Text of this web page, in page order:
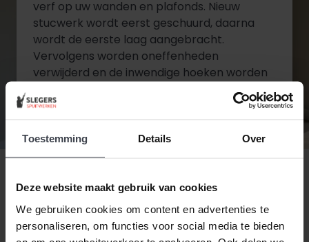
Toestemming Details Over
Deze website maakt gebruik van cookies
We gebruiken cookies om content en advertenties te
personaliseren, om functies voor social media te bieden
verf op uw wanden en plafonds. Nieuw
stucwerk wordt eerst geschuurd, daarna
wordt de eerste laag aangebracht.
Vervolgens worden oneffenheden
verwijderd en de inwendige hoeken worden
gekit. Wanneer het stucwerk in de juiste
staat is wordt de tweede en laatste laag